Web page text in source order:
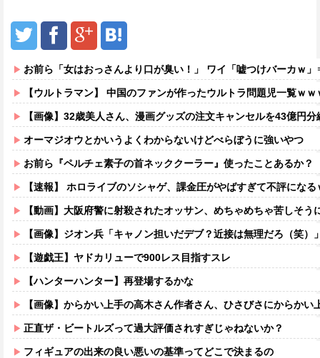
お前ら「女はおっさんより口が臭い！」 ワイ「嘘つけバーカｗ
【ウルトラマン】 中国のファンが作ったウルトラ問題児一覧ｗｗ
【画像】32歳美人さん、漫画グッズの注文キャンセルを43億円
オーマジオウとかいうよくわからないけどべらぼうに強いやつ
お前ら『ペルチェ素子の首ネッククーラー』使ったことあるか？
【速報】 ホロライブのソシャゲ、課金圧がやばすぎて不評にな
【動画】大阪府警に射殺されたオッサン、めちゃめちゃ苦しそう
【画像】ジオン兵「キャノン担いだデブ？近接は無理だろ（笑
【遊戯王】ヤドカリューで900レス目指すスレ
【ハンターハンター】再登場するかな
【画像】からかい上手の高木さん作者さん、ひさびさにからかい上手の高木
正直ザ・ビートルズって過大評価されすぎじゃねないか？
フィギュアの出来の良い悪いの基準ってどこで決まるの